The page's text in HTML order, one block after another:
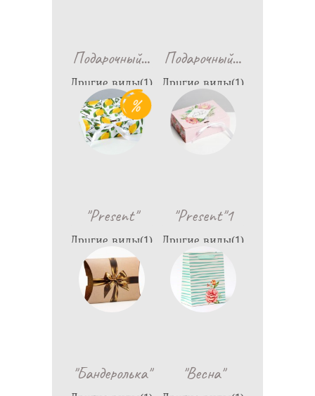
Подарочный…
Другие виды(1)
1,150
Подарочный…
Другие виды(1)
1,490
"Present"
Другие виды(1)
499
"Present"1
Другие виды(1)
550
"Бандеролька" "Весна"